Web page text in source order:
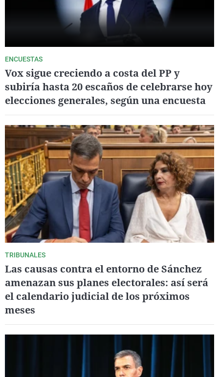
ENCUESTAS
Vox sigue creciendo a costa del PP y
subiría hasta 20 escaños de celebrarse hoy
elecciones generales, según una encuesta
TRIBUNALES
Las causas contra el entorno de Sánchez
amenazan sus planes electorales: así será
el calendario judicial de los próximos
meses